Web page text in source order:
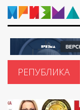
РЕПУБЛИКА